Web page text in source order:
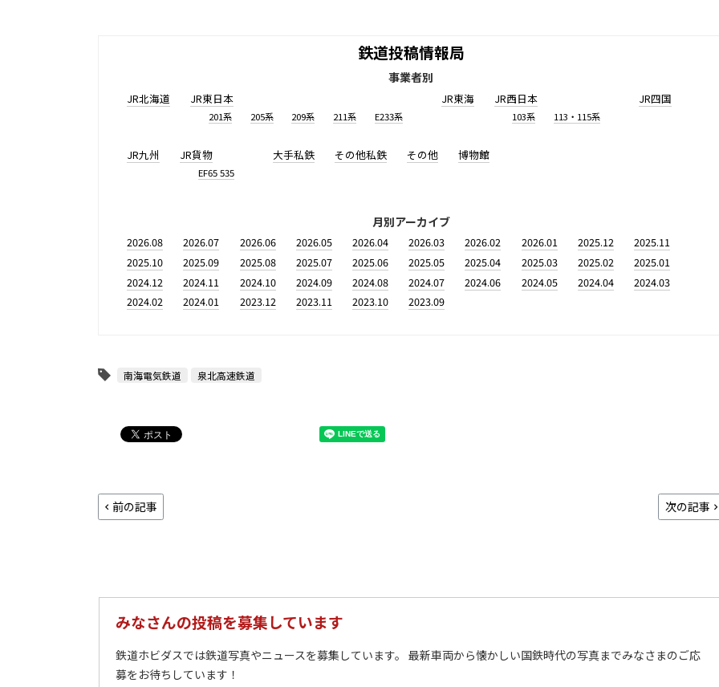
鉄道投稿情報局
事業者別
JR北海道 JR東日本
201系 205系 209系 211系 E233系
JR東海 JR西日本
103系 113・115系
JR四国
JR九州 JR貨物
EF65 535
大手私鉄 その他私鉄 その他 博物館
月別アーカイブ
2026.08 2026.07 2026.06 2026.05 2026.04 2026.03 2026.02 2026.01 2025.12
2025.11
2025.10
2025.09 2025.08 2025.07 2025.06 2025.05 2025.04 2025.03 2025.02
2025.01
2024.12
2024.11 2024.10 2024.09 2024.08 2024.07 2024.06 2024.05 2024.04
2024.03
2024.02
2024.01 2023.12 2023.11 2023.10 2023.09
南海電気鉄道 泉北高速鉄道
前の記事 次の記事
みなさんの投稿を募集しています
鉄道ホビダスでは鉄道写真やニュースを募集しています。 最新車両から懐かしい国鉄時代の写真までみなさまのご応
募をお待ちしています！